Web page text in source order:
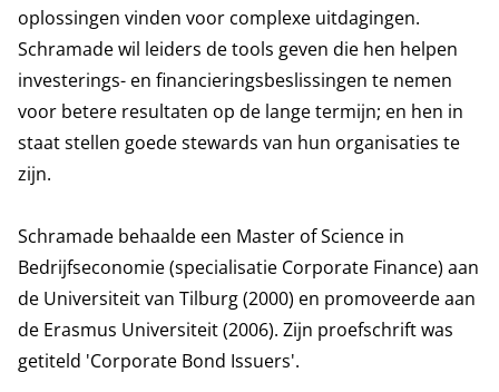
oplossingen vinden voor complexe uitdagingen.
Schramade wil leiders de tools geven die hen helpen
investerings- en financieringsbeslissingen te nemen
voor betere resultaten op de lange termijn; en hen in
staat stellen goede stewards van hun organisaties te
zijn.
Schramade behaalde een Master of Science in
Bedrijfseconomie (specialisatie Corporate Finance) aan
de Universiteit van Tilburg (2000) en promoveerde aan
de Erasmus Universiteit (2006). Zijn proefschrift was
getiteld 'Corporate Bond Issuers'.